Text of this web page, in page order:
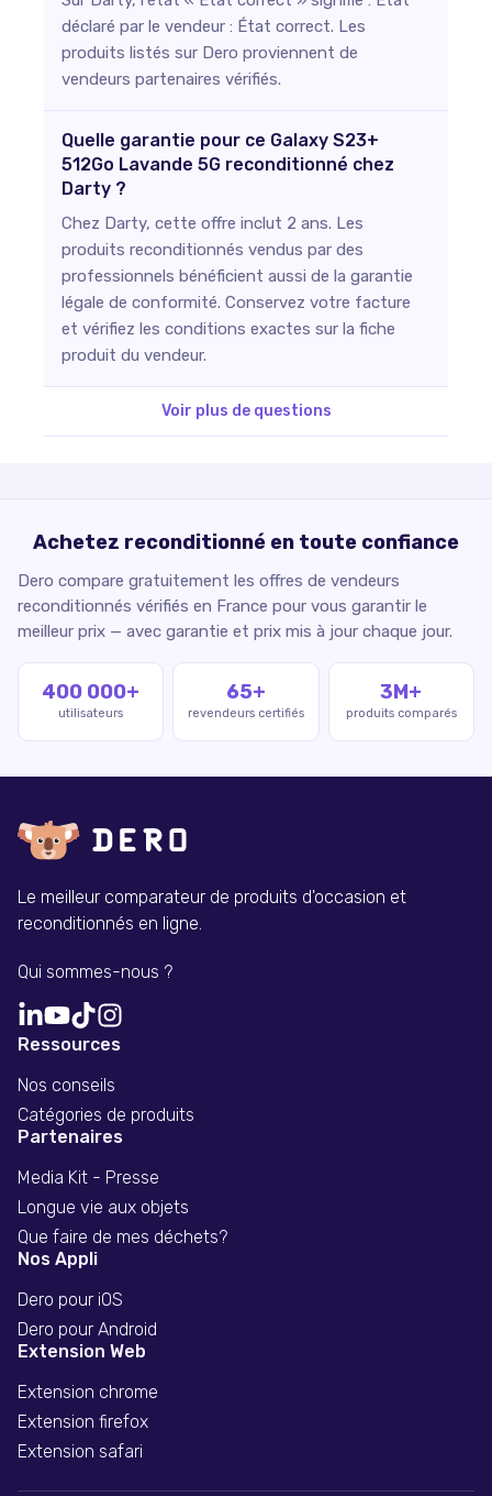
déclaré par le vendeur : État correct. Les
produits listés sur Dero proviennent de
vendeurs partenaires vérifiés.
Quelle garantie pour ce Galaxy S23+
512Go Lavande 5G reconditionné chez
Darty ?
Chez Darty, cette offre inclut 2 ans. Les
produits reconditionnés vendus par des
professionnels bénéficient aussi de la garantie
légale de conformité. Conservez votre facture
et vérifiez les conditions exactes sur la fiche
produit du vendeur.
Voir plus de questions
Achetez reconditionné en toute confiance
Dero compare gratuitement les offres de vendeurs
reconditionnés vérifiés en France pour vous garantir le
meilleur prix — avec garantie et prix mis à jour chaque jour.
400 000+
utilisateurs
65+
revendeurs certifiés
3M+
produits comparés
Le meilleur comparateur de produits d'occasion et
reconditionnés en ligne.
Qui sommes-nous ?
Ressources
Nos conseils
Catégories de produits
Partenaires
Media Kit - Presse
Longue vie aux objets
Que faire de mes déchets?
Nos Appli
Dero pour iOS
Dero pour Android
Extension Web
Extension chrome
Extension firefox
Extension safari